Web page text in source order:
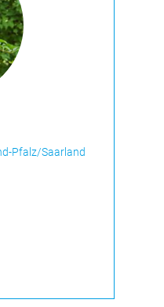
Pfalz/Saarland